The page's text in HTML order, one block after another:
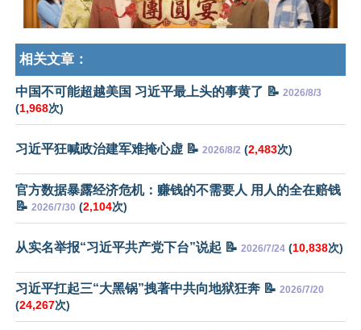
相关文章：
中国不可能超越美国 习近平最上头的事黄了 📝 2026/8/3
(1,968次)
习近平狂喊政治建军难掩心虚 📝 2026/8/2 (2,483次)
官方数据暴露经济危机：赚钱的不需要人 用人的全在赔钱
📝 2026/7/30 (2,104次)
从实名举报“习近平共产党下台”说起 📝 2026/7/24 (10,838次)
习近平扛起三“大黑锅”拽著中共向地狱狂奔 📝 2026/7/20
(24,267次)